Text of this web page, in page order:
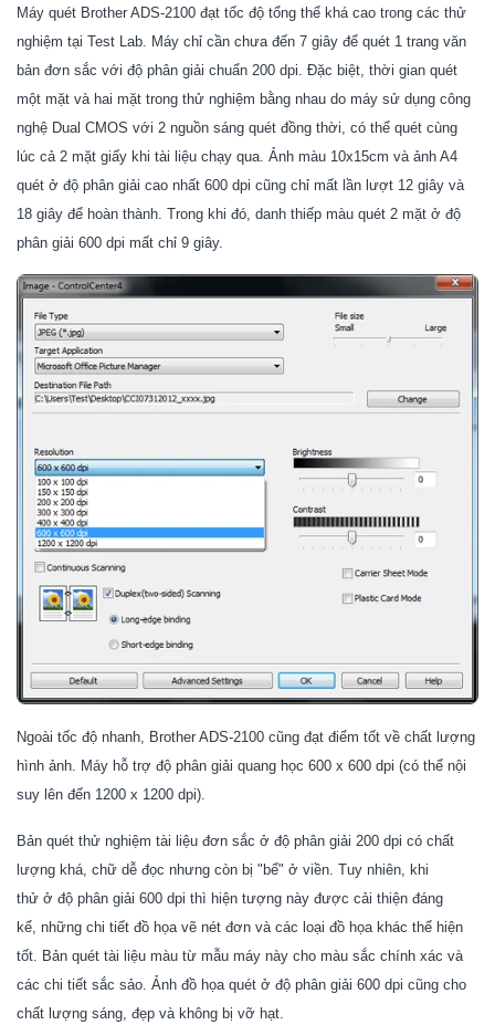
Máy quét Brother ADS-2100 đạt tốc độ tổng thể khá cao trong các thử
nghiệm tại Test Lab. Máy chỉ cần chưa đến 7 giây để quét 1 trang văn
bản đơn sắc với độ phân giải chuẩn 200 dpi. Đặc biệt, thời gian quét
một mặt và hai mặt trong thử nghiệm bằng nhau do máy sử dụng công
nghệ Dual CMOS với 2 nguồn sáng quét đồng thời, có thể quét cùng
lúc cả 2 mặt giấy khi tài liệu chạy qua. Ảnh màu 10x15cm và ảnh A4
quét ở độ phân giải cao nhất 600 dpi cũng chỉ mất lần lượt 12 giây và
18 giây để hoàn thành. Trong khi đó, danh thiếp màu quét 2 mặt ở độ
phân giải 600 dpi mất chỉ 9 giây.
Ngoài tốc độ nhanh, Brother ADS-2100 cũng đạt điểm tốt về chất lượng
hình ảnh. Máy hỗ trợ độ phân giải quang học 600 x 600 dpi (có thể nội
suy lên đến 1200 x 1200 dpi).
Bản quét thử nghiệm tài liệu đơn sắc ở độ phân giải 200 dpi có chất
lượng khá, chữ dễ đọc nhưng còn bị "bể" ở viền. Tuy nhiên, khi
thử ở độ phân giải 600 dpi thì hiện tượng này được cải thiện đáng
kể, những chi tiết đồ họa vẽ nét đơn và các loại đồ họa khác thể hiện
tốt. Bản quét tài liệu màu từ mẫu máy này cho màu sắc chính xác và
các chi tiết sắc sảo. Ảnh đồ họa quét ở độ phân giải 600 dpi cũng cho
chất lượng sáng, đẹp và không bị vỡ hạt.